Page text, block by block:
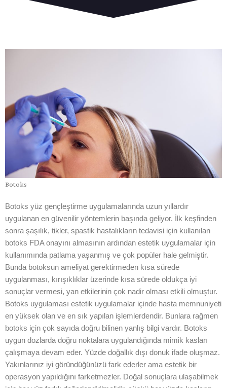
Botoks
Botoks yüz gençleştirme uygulamalarında uzun yıllardır
uygulanan en güvenilir yöntemlerin başında geliyor. İlk keşfinden
sonra şaşılık, tikler, spastik hastalıkların tedavisi için kullanılan
botoks FDA onayını almasının ardından estetik uygulamalar için
kullanımında patlama yaşanmış ve çok popüler hale gelmiştir.
Bunda botoksun ameliyat gerektirmeden kısa sürede
uygulanması, kırışıklıklar üzerinde kısa sürede oldukça iyi
sonuçlar vermesi, yan etkilerinin çok nadir olması etkili olmuştur.
Botoks uygulaması estetik uygulamalar içinde hasta memnuniyeti
en yüksek olan ve en sık yapılan işlemlerdendir. Bunlara rağmen
botoks için çok sayıda doğru bilinen yanlış bilgi vardır. Botoks
uygun dozlarda doğru noktalara uygulandığında mimik kasları
çalışmaya devam eder. Yüzde doğallık dışı donuk ifade oluşmaz.
Yakınlarınız iyi göründüğünüzü fark ederler ama estetik bir
operasyon yapıldığını farketmezler. Doğal sonuçlara ulaşabilmek